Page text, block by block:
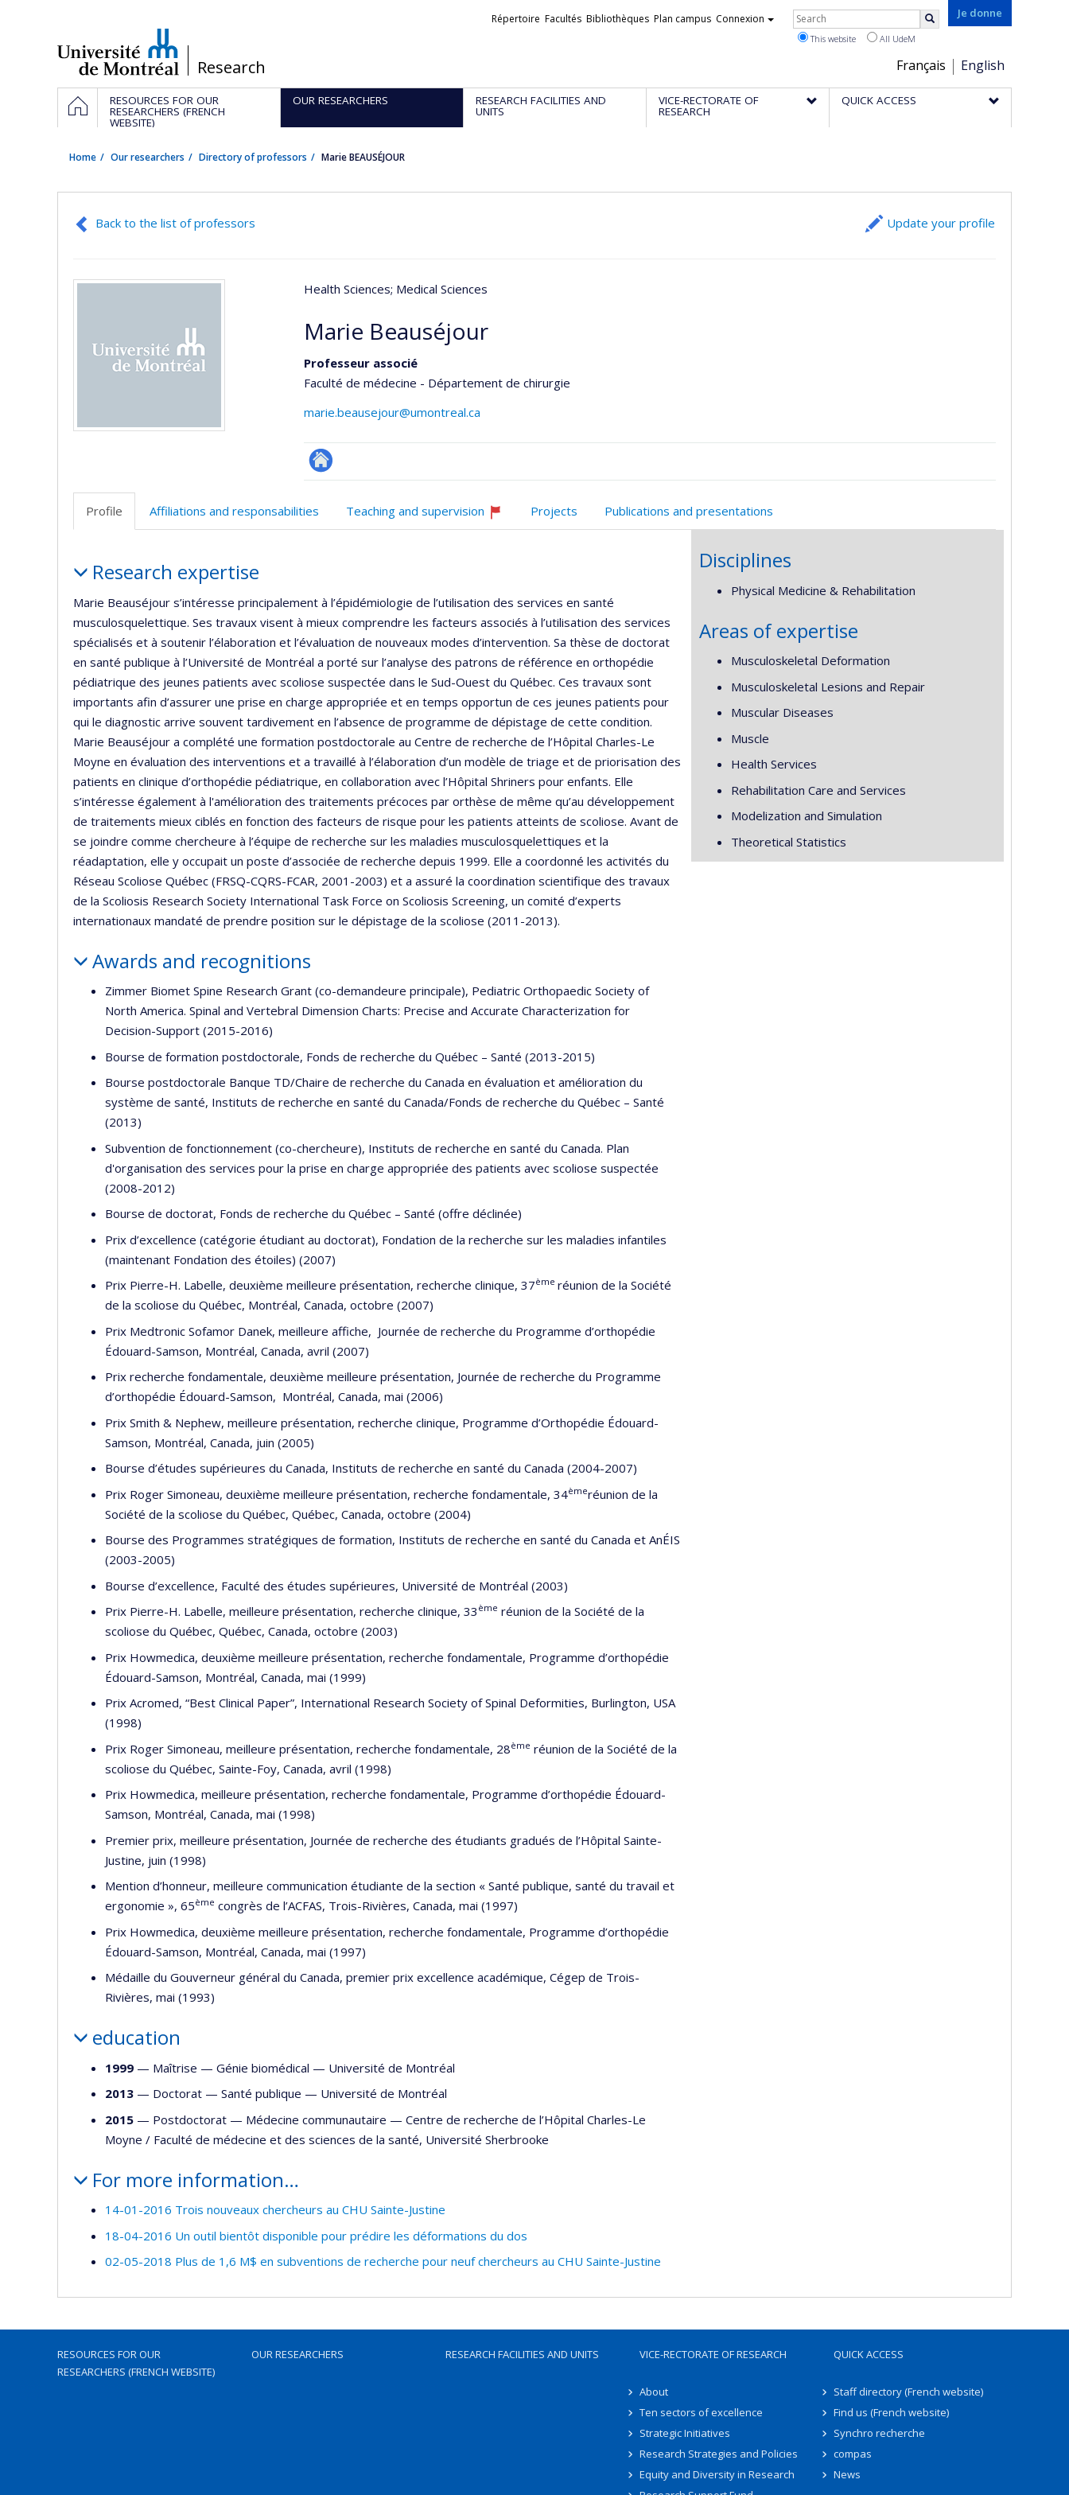
/Research
Je donne
Choix
de
la
Français English
Liens
Répertoire Facultés Bibliothèques Plan campus Connexion Rechercher
This website All UdeM
Navigation
principale
HOMERESOURCES FOR OUR
RESEARCHERS (FRENCH
WEBSITE)
OUR RESEARCHERS RESEARCH FACILITIES AND
UNITS
VICE-RECTORATE OF
RESEARCH
QUICK ACCESS
Home Our researchers Directory of professors Marie BEAUSÉJOUR
Back to the list of professors Update your profile
Health Sciences; Medical Sciences
Marie Beauséjour
Professeur associé
Faculté de médecine - Département de chirurgie
marie.beausejour@umontreal.ca
Site
Profile Affiliations and responsabilities
Teaching and supervision
Currently
Projects Publications and presentations
Research expertise
Marie Beauséjour s’intéresse principalement à l’épidémiologie de l’utilisation des services en santé
musculosquelettique. Ses travaux visent à mieux comprendre les facteurs associés à l’utilisation des services
spécialisés et à soutenir l’élaboration et l’évaluation de nouveaux modes d’intervention. Sa thèse de doctorat
en santé publique à l’Université de Montréal a porté sur l’analyse des patrons de référence en orthopédie
pédiatrique des jeunes patients avec scoliose suspectée dans le Sud-Ouest du Québec. Ces travaux sont
importants afin d’assurer une prise en charge appropriée et en temps opportun de ces jeunes patients pour
qui le diagnostic arrive souvent tardivement en l’absence de programme de dépistage de cette condition.
Marie Beauséjour a complété une formation postdoctorale au Centre de recherche de l’Hôpital Charles-Le
Moyne en évaluation des interventions et a travaillé à l’élaboration d’un modèle de triage et de priorisation des
patients en clinique d’orthopédie pédiatrique, en collaboration avec l’Hôpital Shriners pour enfants. Elle
s’intéresse également à l'amélioration des traitements précoces par orthèse de même qu’au développement
de traitements mieux ciblés en fonction des facteurs de risque pour les patients atteints de scoliose. Avant de
se joindre comme chercheure à l’équipe de recherche sur les maladies musculosquelettiques et la
réadaptation, elle y occupait un poste d’associée de recherche depuis 1999. Elle a coordonné les activités du
Réseau Scoliose Québec (FRSQ-CQRS-FCAR, 2001-2003) et a assuré la coordination scientifique des travaux
de la Scoliosis Research Society International Task Force on Scoliosis Screening, un comité d’experts
internationaux mandaté de prendre position sur le dépistage de la scoliose (2011-2013).
Awards and recognitions
Zimmer Biomet Spine Research Grant (co-demandeure principale), Pediatric Orthopaedic Society of
North America. Spinal and Vertebral Dimension Charts: Precise and Accurate Characterization for
Decision-Support (2015-2016)
Bourse de formation postdoctorale, Fonds de recherche du Québec – Santé (2013-2015)
Bourse postdoctorale Banque TD/Chaire de recherche du Canada en évaluation et amélioration du
système de santé, Instituts de recherche en santé du Canada/Fonds de recherche du Québec – Santé
(2013)
Subvention de fonctionnement (co-chercheure), Instituts de recherche en santé du Canada. Plan
d'organisation des services pour la prise en charge appropriée des patients avec scoliose suspectée
(2008-2012)
Bourse de doctorat, Fonds de recherche du Québec – Santé (offre déclinée)
Prix d’excellence (catégorie étudiant au doctorat), Fondation de la recherche sur les maladies infantiles
(maintenant Fondation des étoiles) (2007)
Prix Pierre-H. Labelle, deuxième meilleure présentation, recherche clinique, 37ème réunion de la Société
de la scoliose du Québec, Montréal, Canada, octobre (2007)
Prix Medtronic Sofamor Danek, meilleure affiche, Journée de recherche du Programme d’orthopédie
Édouard-Samson, Montréal, Canada, avril (2007)
Prix recherche fondamentale, deuxième meilleure présentation, Journée de recherche du Programme
d’orthopédie Édouard-Samson, Montréal, Canada, mai (2006)
Prix Smith & Nephew, meilleure présentation, recherche clinique, Programme d’Orthopédie Édouard-
Samson, Montréal, Canada, juin (2005)
Bourse d’études supérieures du Canada, Instituts de recherche en santé du Canada (2004-2007)
Prix Roger Simoneau, deuxième meilleure présentation, recherche fondamentale, 34èmeréunion de la
Société de la scoliose du Québec, Québec, Canada, octobre (2004)
Bourse des Programmes stratégiques de formation, Instituts de recherche en santé du Canada et AnÉIS
(2003-2005)
Bourse d’excellence, Faculté des études supérieures, Université de Montréal (2003)
Prix Pierre-H. Labelle, meilleure présentation, recherche clinique, 33 ème réunion de la Société de la
scoliose du Québec, Québec, Canada, octobre (2003)
Prix Howmedica, deuxième meilleure présentation, recherche fondamentale, Programme d’orthopédie
Édouard-Samson, Montréal, Canada, mai (1999)
Prix Acromed, “Best Clinical Paper”, International Research Society of Spinal Deformities, Burlington, USA
(1998)
Prix Roger Simoneau, meilleure présentation, recherche fondamentale, 28ème réunion de la Société de la
scoliose du Québec, Sainte-Foy, Canada, avril (1998)
Prix Howmedica, meilleure présentation, recherche fondamentale, Programme d’orthopédie Édouard-
Samson, Montréal, Canada, mai (1998)
Premier prix, meilleure présentation, Journée de recherche des étudiants gradués de l’Hôpital Sainte-
Justine, juin (1998)
Mention d’honneur, meilleure communi­cation étudiante de la section « Santé publique, santé du travail et
ergonomie », 65ème congrès de l’ACFAS, Trois-Rivières, Canada, mai (1997)
Prix Howmedica, deuxième meilleure présentation, recherche fondamentale, Programme d’orthopédie
Édouard-Samson, Montréal, Canada, mai (1997)
Médaille du Gouverneur général du Canada, premier prix excellence académique, Cégep de Trois-
Rivières, mai (1993)
education
1999 — Maîtrise — Génie biomédical — Université de Montréal
2013 — Doctorat — Santé publique — Université de Montréal
2015 — Postdoctorat — Médecine communautaire — Centre de recherche de l’Hôpital Charles-Le
Moyne / Faculté de médecine et des sciences de la santé, Université Sherbrooke
For more information…
14-01-2016 Trois nouveaux chercheurs au CHU Sainte-Justine
18-04-2016 Un outil bientôt disponible pour prédire les déformations du dos
02-05-2018 Plus de 1,6 M$ en subventions de recherche pour neuf chercheurs au CHU Sainte-Justine
Disciplines
Physical Medicine & Rehabilitation
Areas of expertise
Musculoskeletal Deformation
Musculoskeletal Lesions and Repair
Muscular Diseases
Muscle
Health Services
Rehabilitation Care and Services
Modelization and Simulation
Theoretical Statistics
RESOURCES FOR OUR
RESEARCHERS (FRENCH WEBSITE)
OUR RESEARCHERS RESEARCH FACILITIES AND UNITS VICE-RECTORATE OF RESEARCH
About
Ten sectors of excellence
Strategic Initiatives
Research Strategies and Policies
Equity and Diversity in Research
QUICK ACCESS
Staff directory (French website)
Find us (French website)
Synchro recherche
compas
News